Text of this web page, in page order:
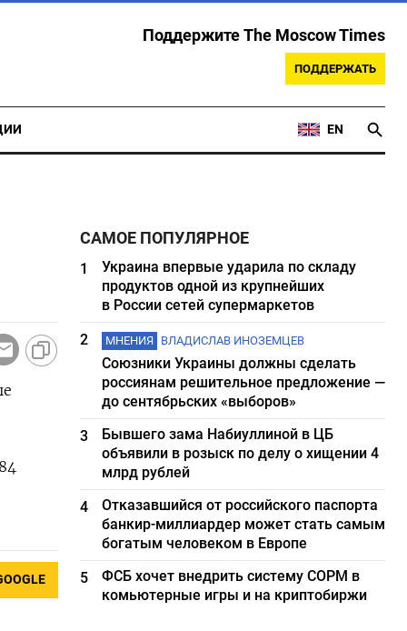
Поддержите The Moscow Times
ПОДДЕРЖАТЬ
EN
САМОЕ ПОПУЛЯРНОЕ
1
Украина впервые ударила по складу
продуктов одной из крупнейших
в России сетей супермаркетов
2
МНЕНИЯ ВЛАДИСЛАВ ИНОЗЕМЦЕВ
Союзники Украины должны сделать
россиянам решительное предложение —
до сентябрьских «выборов»
3
Бывшего зама Набиуллиной в ЦБ
объявили в розыск по делу о хищении 4
млрд рублей
4
Отказавшийся от российского паспорта
банкир-миллиардер может стать самым
богатым человеком в Европе
5
ФСБ хочет внедрить систему СОРМ в
комьютерные игры и на криптобиржи